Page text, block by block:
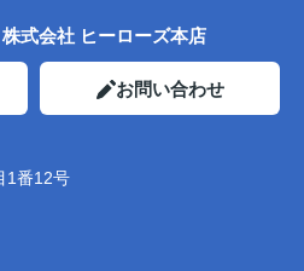
式会社 ヒーローズ本店
お問い合わせ
1番12号